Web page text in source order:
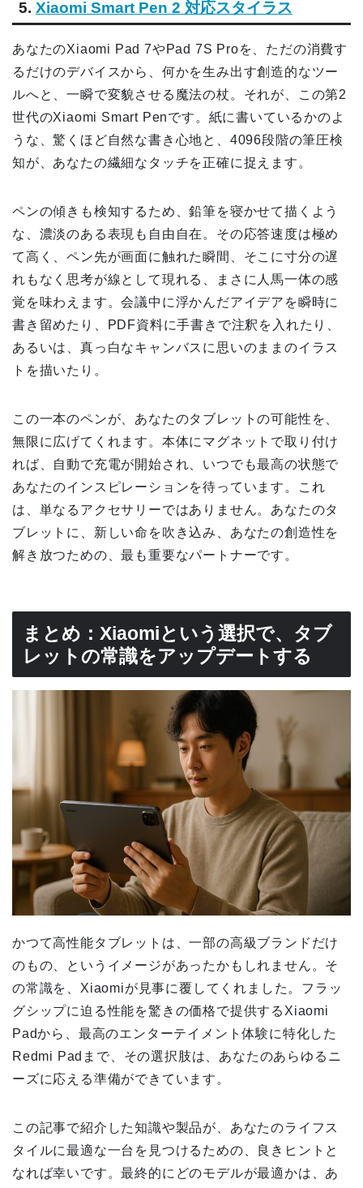
5. Xiaomi Smart Pen 2 対応スタイラス
あなたのXiaomi Pad 7やPad 7S Proを、ただの消費す
るだけのデバイスから、何かを生み出す創造的なツー
ルへと、一瞬で変貌させる魔法の杖。それが、この第2
世代のXiaomi Smart Penです。紙に書いているかのよ
うな、驚くほど自然な書き心地と、4096段階の筆圧検
知が、あなたの繊細なタッチを正確に捉えます。
ペンの傾きも検知するため、鉛筆を寝かせて描くよう
な、濃淡のある表現も自由自在。その応答速度は極め
て高く、ペン先が画面に触れた瞬間、そこに寸分の遅
れもなく思考が線として現れる、まさに人馬一体の感
覚を味わえます。会議中に浮かんだアイデアを瞬時に
書き留めたり、PDF資料に手書きで注釈を入れたり、
あるいは、真っ白なキャンバスに思いのままのイラス
トを描いたり。
この一本のペンが、あなたのタブレットの可能性を、
無限に広げてくれます。本体にマグネットで取り付け
れば、自動で充電が開始され、いつでも最高の状態で
あなたのインスピレーションを待っています。これ
は、単なるアクセサリーではありません。あなたのタ
ブレットに、新しい命を吹き込み、あなたの創造性を
解き放つための、最も重要なパートナーです。
まとめ：Xiaomiという選択で、タブ
レットの常識をアップデートする
かつて高性能タブレットは、一部の高級ブランドだけ
のもの、というイメージがあったかもしれません。そ
の常識を、Xiaomiが見事に覆してくれました。フラッ
グシップに迫る性能を驚きの価格で提供するXiaomi
Padから、最高のエンターテイメント体験に特化した
Redmi Padまで、その選択肢は、あなたのあらゆるニ
ーズに応える準備ができています。
この記事で紹介した知識や製品が、あなたのライフス
タイルに最適な一台を見つけるための、良きヒントと
なれば幸いです。最終的にどのモデルが最適かは、あ